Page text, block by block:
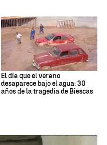
El día que el verano
desaparece bajo el agua: 30
años de la tragedia de Biescas